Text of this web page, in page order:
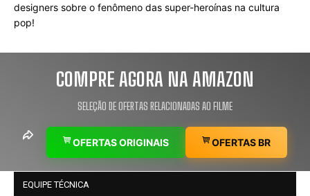
designers sobre o fenômeno das super-heroínas na cultura
pop!
COMPRE AGORA NA AMAZON
SELEÇÃO DE OFERTAS RELACIONADAS AO FILME
OFERTAS ORIGINAIS OFERTAS BR
EQUIPE TÉCNICA